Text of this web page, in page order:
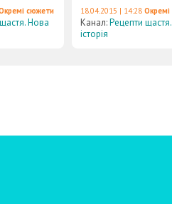
сюжети
Нова
18.04.2015 | 14:28
Канал:Рецепти
історія